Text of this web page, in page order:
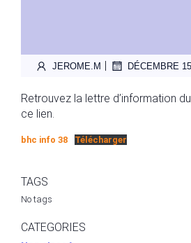
JEROME.M | DÉCEMBRE 15
Retrouvez la lettre d’information
ce lien.
bhc info 38 Télécharger
TAGS
No tags
CATEGORIES